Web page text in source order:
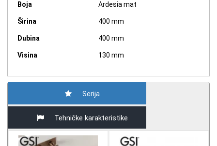
Boja Ardesia mat
Širina 400 mm
Dubina 400 mm
Visina 130 mm
Serija
Tehničke karakteristike